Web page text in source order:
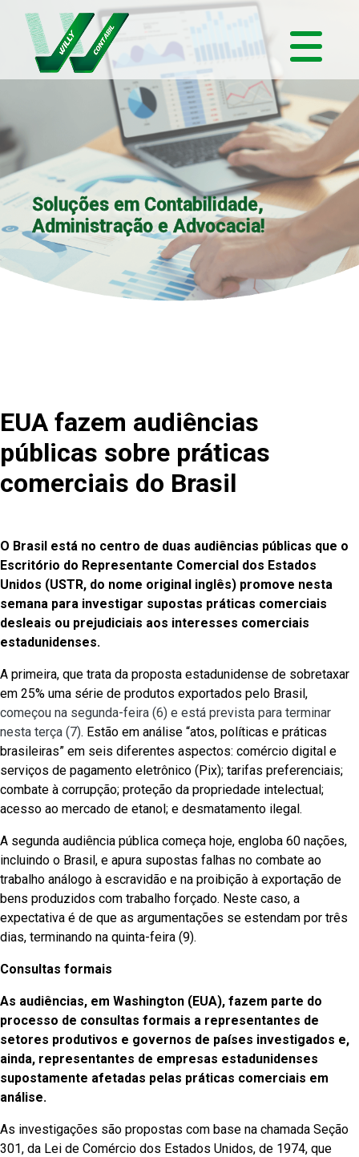
Soluções em Contabilidade,
Administração e Advocacia!
EUA fazem audiências
públicas sobre práticas
comerciais do Brasil
O Brasil está no centro de duas audiências públicas que o
Escritório do Representante Comercial dos Estados
Unidos (USTR, do nome original inglês) promove nesta
semana para investigar supostas práticas comerciais
desleais ou prejudiciais aos interesses comerciais
estadunidenses.
A primeira, que trata da proposta estadunidense de sobretaxar
em 25% uma série de produtos exportados pelo Brasil,
começou na segunda-feira (6) e está prevista para terminar
nesta terça (7). Estão em análise “atos, políticas e práticas
brasileiras” em seis diferentes aspectos: comércio digital e
serviços de pagamento eletrônico (Pix); tarifas preferenciais;
combate à corrupção; proteção da propriedade intelectual;
acesso ao mercado de etanol; e desmatamento ilegal.
A segunda audiência pública começa hoje, engloba 60 nações,
incluindo o Brasil, e apura supostas falhas no combate ao
trabalho análogo à escravidão e na proibição à exportação de
bens produzidos com trabalho forçado. Neste caso, a
expectativa é de que as argumentações se estendam por três
dias, terminando na quinta-feira (9).
Consultas formais
As audiências, em Washington (EUA), fazem parte do
processo de consultas formais a representantes de
setores produtivos e governos de países investigados e,
ainda, representantes de empresas estadunidenses
supostamente afetadas pelas práticas comerciais em
análise.
As investigações são propostas com base na chamada Seção
301, da Lei de Comércio dos Estados Unidos, de 1974, que